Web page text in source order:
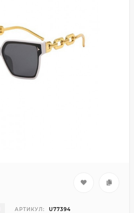
АРТИКУЛ: U77394